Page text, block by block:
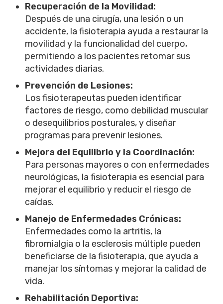
Recuperación de la Movilidad:
Después de una cirugía, una lesión o un
accidente, la fisioterapia ayuda a restaurar la
movilidad y la funcionalidad del cuerpo,
permitiendo a los pacientes retomar sus
actividades diarias.
Prevención de Lesiones:
Los fisioterapeutas pueden identificar
factores de riesgo, como debilidad muscular
o desequilibrios posturales, y diseñar
programas para prevenir lesiones.
Mejora del Equilibrio y la Coordinación:
Para personas mayores o con enfermedades
neurológicas, la fisioterapia es esencial para
mejorar el equilibrio y reducir el riesgo de
caídas.
Manejo de Enfermedades Crónicas:
Enfermedades como la artritis, la
fibromialgia o la esclerosis múltiple pueden
beneficiarse de la fisioterapia, que ayuda a
manejar los síntomas y mejorar la calidad de
vida.
Rehabilitación Deportiva: